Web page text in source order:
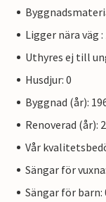
Ligger nära väg :
Uthyres ej till
Husdjur: 0
Byggnad (år):
Renoverad (år):
Vår
Sängar för
Sängar för barn: